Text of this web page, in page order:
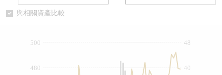
與相關資產比較
40
48
500
480
認股證/牛熊證日誌
牛熊證到期結算價查詢
中資ETFs溢價比較